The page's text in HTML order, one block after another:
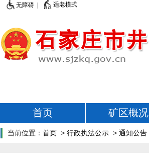
无障碍 | 适老模式
首页 矿区概况
当前位置： 首页 > 行政执法公示 > 通知公告